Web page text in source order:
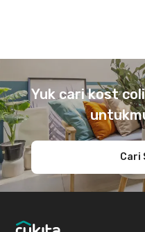
Yuk cari kost
Cari